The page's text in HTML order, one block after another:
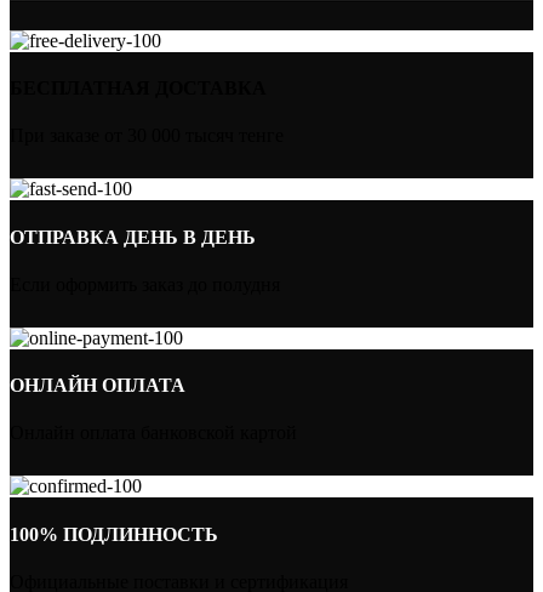
ОТПРАВКА ДЕНЬ В ДЕНЬ
ОНЛАЙН ОПЛАТА
100% ПОДЛИННОСТЬ